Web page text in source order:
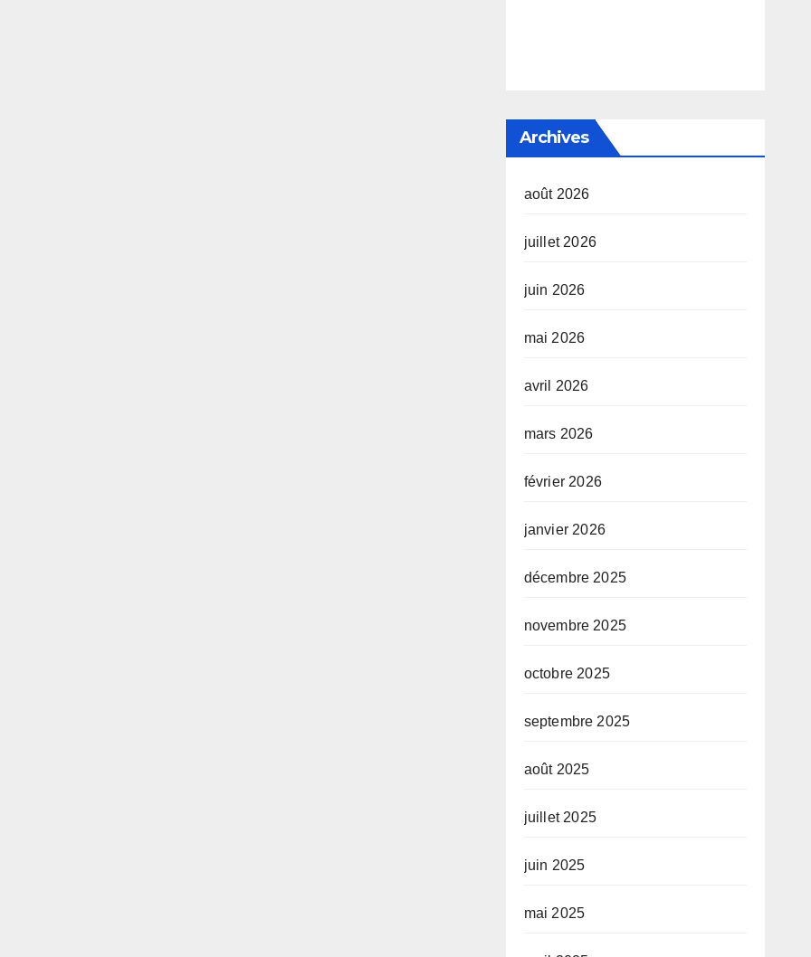
Archives
août 2026
juillet 2026
juin 2026
mai 2026
avril 2026
mars 2026
février 2026
janvier 2026
décembre 2025
novembre 2025
octobre 2025
septembre 2025
août 2025
juillet 2025
juin 2025
mai 2025